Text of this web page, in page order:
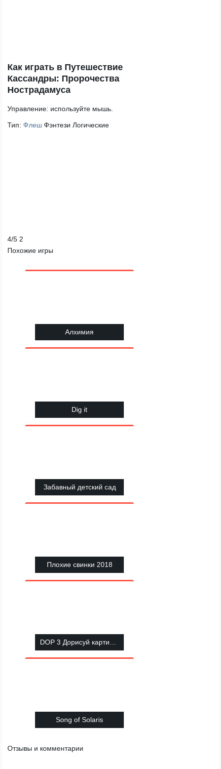
Как играть в Путешествие
Кассандры: Пророчества
Нострадамуса
Управление: используйте мышь.
Тип: Флеш Фэнтези Логические
4/5 2
Похожие игры
Алхимия
Dig it
Забавный детский сад
Плохие свинки 2018
Song of Solaris
Отзывы и комментарии